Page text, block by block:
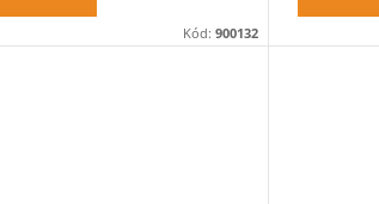
Kód: 900132